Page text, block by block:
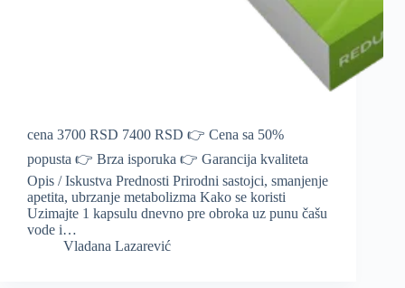
cena 3700 RSD 7400 RSD 👉 Cena sa 50%
popusta 👉 Brza isporuka 👉 Garancija kvaliteta
Opis / Iskustva Prednosti Prirodni sastojci, smanjenje
apetita, ubrzanje metabolizma Kako se koristi
Uzimajte 1 kapsulu dnevno pre obroka uz punu čašu
vode i…
Vladana Lazarević